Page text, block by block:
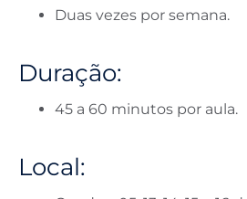
Duas vezes por semana.
Duração:
45 a 60 minutos por aula.
Local: